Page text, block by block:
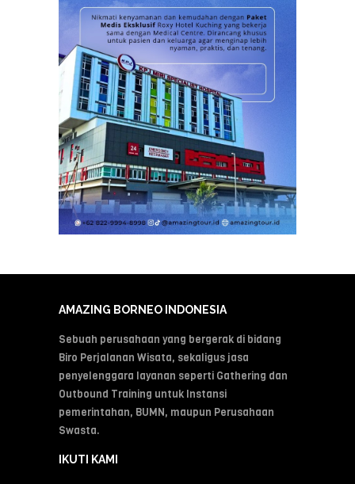
AMAZING BORNEO INDONESIA
Sebuah perusahaan yang bergerak di bidang
Biro Perjalanan Wisata, sekaligus jasa
penyelenggara layanan seperti Gathering dan
Outbound Training untuk Instansi
pemerintahan, BUMN, maupun Perusahaan
Swasta.
IKUTI KAMI